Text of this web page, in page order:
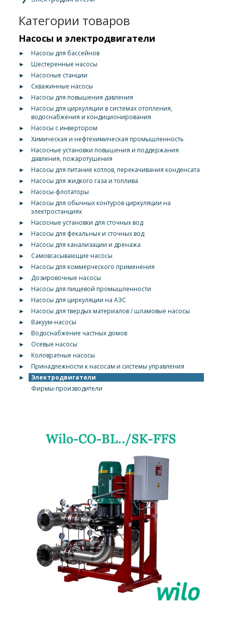
Категории товаров
Насосы и электродвигатели
►
Насосы для бассейнов
►
Шестеренные насосы
►
Насосные станции
►
Скважинные насосы
►
Насосы для повышения давления
►
Насосы для циркуляции в системах отопления,
водоснабжения и кондиционирования
►
Насосы с инвертором
►
Химическая и нефтехимическая промышленность
►
Насосные установки повышения и поддержания
давления, пожаротушения
►
Насосы для питание котлов, перекачивания конденсата
►
Насосы для жидкого газа и топлива
►
Насосы-флотаторы
►
Насосы для обычных контуров циркуляции на
электростанциях
►
Насосные установки для сточных вод
►
Насосы для фекальных и сточных вод
►
Насосы для канализации и дренажа
►
Самовсасывающие насосы
►
Насосы для коммерческого применения
►
Дозировочные насосы
►
Насосы для пищевой промышленности
►
Насосы для циркуляции на АЭС
►
Насосы для твердых материалов / шламовые насосы
►
Вакуум-насосы
►
Водоснабжение частных домов
►
Осевые насосы
►
Коловратные насосы
►
Принадлежности к насосам и системы управления
►
Электродвигатели
Фирмы-производители